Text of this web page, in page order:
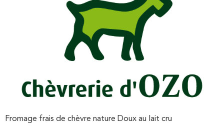
Fromage frais de chèvre nature Doux au lait cru